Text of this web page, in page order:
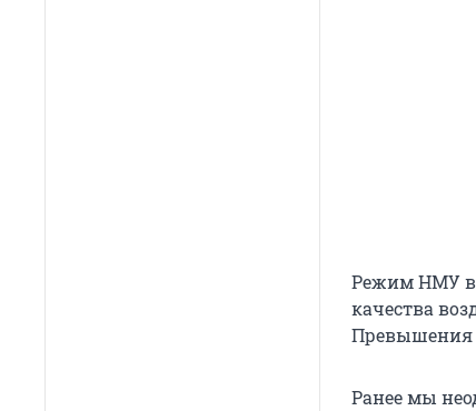
Режим НМУ
качества
Превышения
Ранее мы